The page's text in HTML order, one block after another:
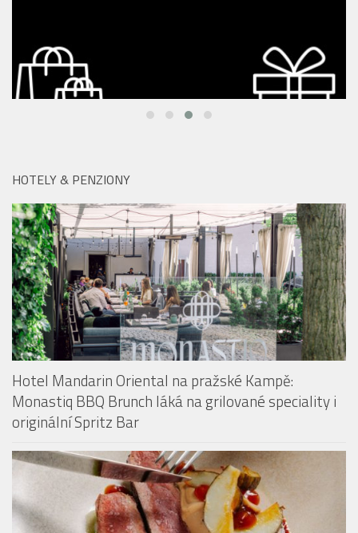
HOTELY & PENZIONY
Hotel Mandarin Oriental na pražské Kampě:
Monastiq BBQ Brunch láká na grilované speciality i
originální Spritz Bar